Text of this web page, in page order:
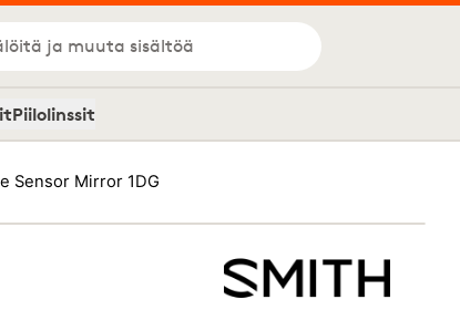
ja muuta sisältöä
Piilolinssit
Sensor Mirror 1DG